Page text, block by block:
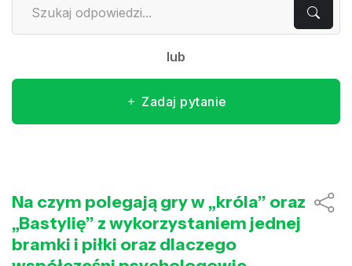
lub
Zadaj pytanie
Na czym polegają gry w „króla” oraz
„Bastylię” z wykorzystaniem jednej
bramki i piłki oraz dlaczego